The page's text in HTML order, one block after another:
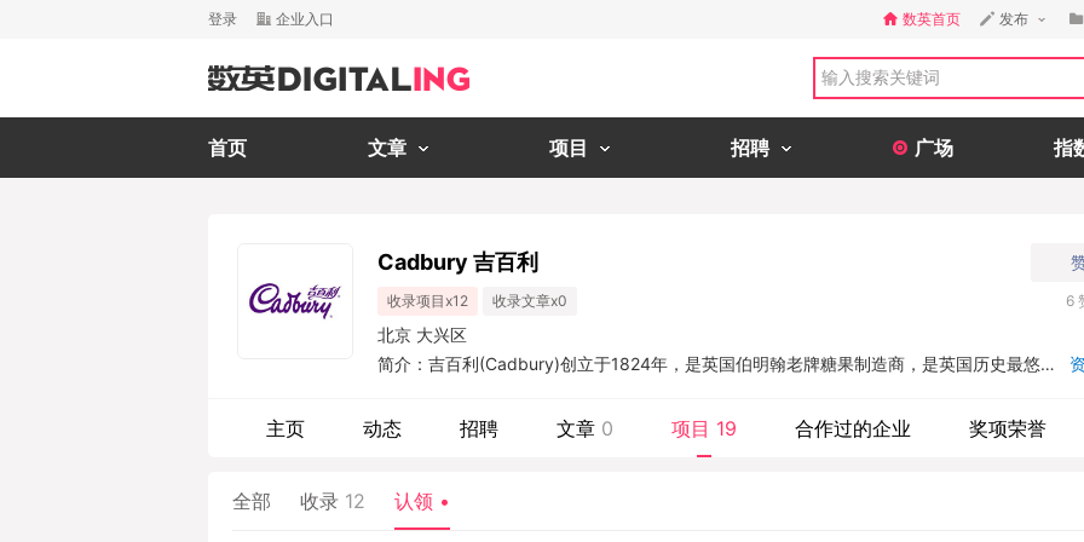
登录 企业入口 数英首页 发布
首页 文章 项目 招聘 广场 指
Cadbury 吉百利
收录项目x12 收录文章x0 6
北京 大兴区
简介：吉百利(Cadbury)创立于1824年，是英国伯明翰老牌糖果制造商，是英国历史最悠久
口香糖公司、第三大软饮料公司，也是唯一一家同时拥有巧克力、糖果及口香糖产品的公
司。吉百利主要生产吉百利巧克力、怡口莲太妃糖、天宝粒粒糖。魄力口香糖、荷氏薄荷糖
主页 动态 招聘 文章 0 项目 19 合作过的企业 奖项荣誉
全部 收录 12 认领 •